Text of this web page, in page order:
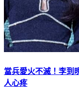
當兵愛火不滅！李
人心疼